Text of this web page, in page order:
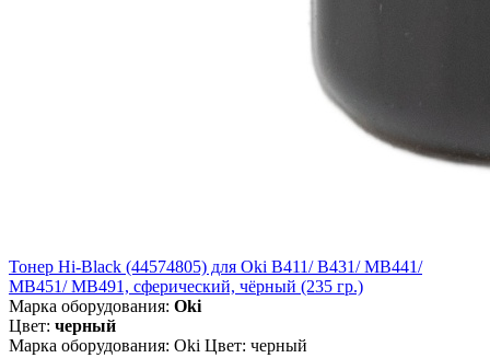
Тонер Hi-Black (44574805) для Oki B411/ B431/ MB441/
MB451/ MB491, сферический, чёрный (235 гр.)
Марка оборудования: Oki
Цвет: черный
Марка оборудования: Oki Цвет: черный